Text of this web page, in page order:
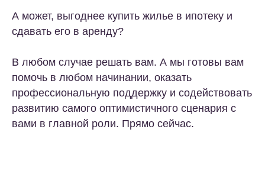
А может, выгоднее купить жилье в ипотеку и
сдавать его в аренду?
В любом случае решать вам. А мы готовы вам
помочь в любом начинании, оказать
профессиональную поддержку и содействовать
развитию самого оптимистичного сценария с
вами в главной роли. Прямо сейчас.